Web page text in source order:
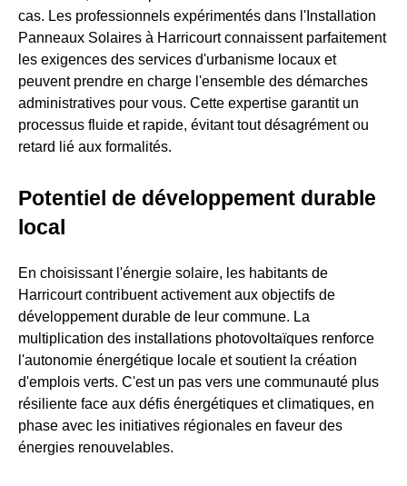
cas. Les professionnels expérimentés dans l'Installation
Panneaux Solaires à Harricourt connaissent parfaitement
les exigences des services d'urbanisme locaux et
peuvent prendre en charge l'ensemble des démarches
administratives pour vous. Cette expertise garantit un
processus fluide et rapide, évitant tout désagrément ou
retard lié aux formalités.
Potentiel de développement durable
local
En choisissant l'énergie solaire, les habitants de
Harricourt contribuent activement aux objectifs de
développement durable de leur commune. La
multiplication des installations photovoltaïques renforce
l'autonomie énergétique locale et soutient la création
d'emplois verts. C'est un pas vers une communauté plus
résiliente face aux défis énergétiques et climatiques, en
phase avec les initiatives régionales en faveur des
énergies renouvelables.